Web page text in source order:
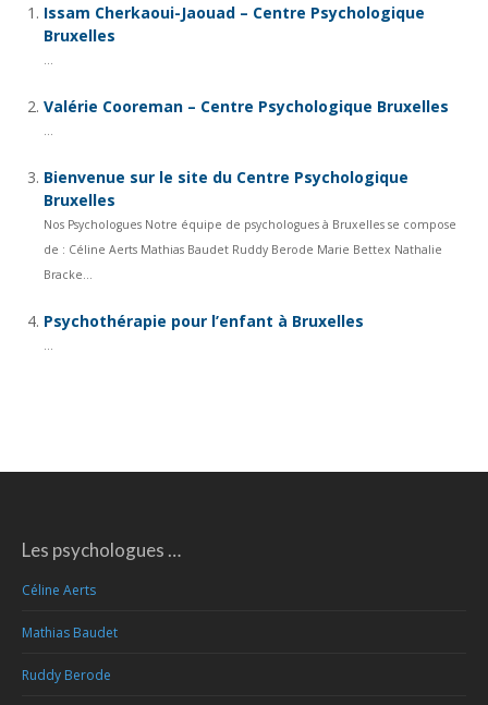
Issam Cherkaoui-Jaouad – Centre Psychologique
Bruxelles
Valérie Cooreman – Centre Psychologique Bruxelles
Bienvenue sur le site du Centre Psychologique
Bruxelles
Nos Psychologues Notre équipe de psychologues à Bruxelles se compose
de : Céline Aerts Mathias Baudet Ruddy Berode Marie Bettex Nathalie
Bracke...
Psychothérapie pour l’enfant à Bruxelles
Les psychologues …
Céline Aerts
Mathias Baudet
Ruddy Berode